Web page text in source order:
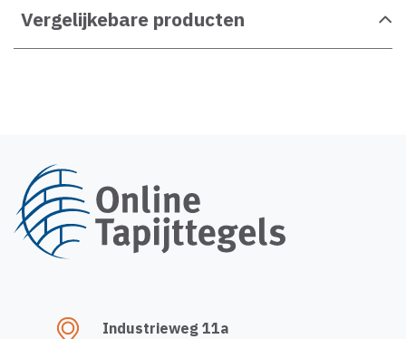
Vergelijkebare producten
Industrieweg 11a